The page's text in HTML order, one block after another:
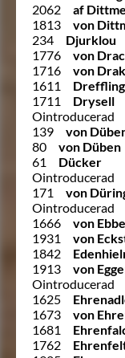
2062
af
1813
von
234
Djurklou
1776
von
1716
von
1611
Dreffling
1711
Drysell
Ointroducerad
139
von
80
von Düben
61
Dücker
Ointroducerad
171
von
Ointroducerad
1666
von
1931
von
1842
1913
von
Ointroducerad
1625
1673
von
1681
1762